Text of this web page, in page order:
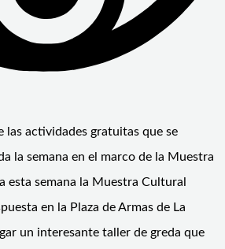
las actividades gratuitas que se
la semana en el marco de la Muestra
esta semana la Muestra Cultural
en la Plaza de Armas de La
un interesante taller de greda que